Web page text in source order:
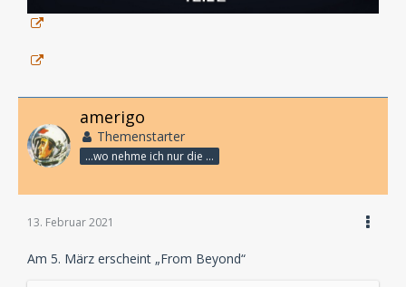
amerigo
Themenstarter
...wo nehme ich nur die Zeit her, so vieles nicht zu hören?
13. Februar 2021
Am 5. März erscheint „From Beyond“